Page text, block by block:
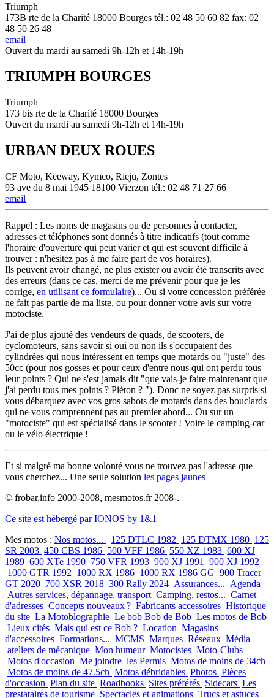
Triumph
173B rte de la Charité 18000 Bourges tél.: 02 48 50 60 82 fax: 02
48 50 26 48
email
Ouvert du mardi au samedi 9h-12h et 14h-19h
TRIUMPH BOURGES
Triumph
173 bis rte de la Charité 18000 Bourges
Ouvert du mardi au samedi 9h-12h et 14h-19h
URBAN DEUX ROUES
CF Moto, Keeway, Kymco, Rieju, Zontes
93 ave du 8 mai 1945 18100 Vierzon tél.: 02 48 71 27 66
email
Rappel : Les noms de magasins ou de personnes à contacter,
adresses et téléphones sont donnés à titre indicatifs (tout comme
l'horaire d'ouverture qui peut varier et qui est souvent difficile à
trouver : n'hésitez pas à me faire part de vos horaires).
Ils peuvent avoir changé, ne plus exister ou avoir été transcrits avec
des erreurs (dans ce cas, merci de me prévenir pour que je les
corrige, en utilisant ce formulaire)... Ou si votre concession préférée
ne fait pas partie de ma liste, ou pour donner votre avis sur votre
motociste.
J'ai de plus ajouté des vendeurs de quads, de scooters, de
cyclomoteurs, sans savoir si oui ou non ils s'occupaient des
cylindrées qui nous intéressent en temps que motards ou "juste" des
50cc (pour nos gosses et pour ceux d'entre nous qui ont perdu tous
leur points ? Qui ne s'est jamais dit "que vais-je faire maintenant que
j'ai perdu tous mes points ? Piéton ? "). Donc ne soyez pas surpris si
vous débarquez avec vos gros sabots de motards dans des bouclards
qui ne vous comprennent pas au premier abord... Ou sur un
"motociste" qui est spécialisé dans le scooter ! Voire le camping-car
ou le vélo électrique !
Et si malgré ma bonne volonté vous ne trouvez pas l'adresse que
vous cherchez... Une seule solution les pages jaunes
© frobar.info 2000-2008, mesmotos.fr 2008-.
Ce site est hébergé par IONOS by 1&1
Mes motos : Nos motos... 125 DTLC 1982 125 DTMX 1980 125
SR 2003 450 CBS 1986 500 VFF 1986 550 XZ 1983 600 XJ
1989 600 XTe 1990 750 VFR 1993 900 XJ 1991
900 XJ 1992
1000 GTR 1992 1000 RX 1986 1000 RX 1986 GG 900 Tracer
GT 2020 700 XSR 2018 300 Rally 2024 Assurances... Agenda
Autres services, dépannage, transport Camping, restos... Carnet
d'adresses Concepts nouveaux ? Fabricants accessoires Historique
du site La Motoblographie Le bob Bob de Bob Les motos de Bob
Lieux cités Mais qui est ce Bob ? Location Magasins
d'accessoires Formations... MCMS Marques Réseaux Média
ateliers de mécanique Mon humeur Motocistes Moto-Clubs
Motos d'occasion Me joindre les Permis Motos de moins de 34ch
Motos de moins de 47.5ch Motos débridables Photos Pièces
d'occasion Plan du site Roadbooks Sites préférés Sidecars Les
prestataires de tourisme Spectacles et animations Trucs et astuces